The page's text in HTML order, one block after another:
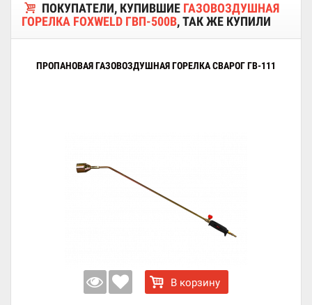
ПОКУПАТЕЛИ, КУПИВШИЕ ГАЗОВОЗДУШНАЯ
ГОРЕЛКА FOXWELD ГВП-500В, ТАК ЖЕ КУПИЛИ
ПРОПАНОВАЯ ГАЗОВОЗДУШНАЯ ГОРЕЛКА СВАРОГ ГВ-111
В корзину